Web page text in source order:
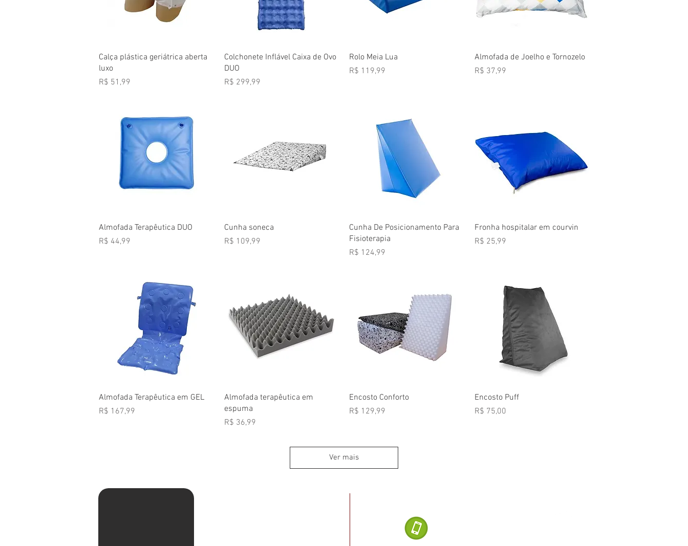
Visualização rápida
Calça plástica geriátrica aberta
luxo
Preço
R$ 51,99
Visualização rápida
Colchonete Inflável Caixa de Ovo
DUO
Preço
R$ 299,99
Visualização rápida
Rolo Meia Lua
Preço
R$ 119,99
Visualização rápida
Almofada de Joelho e Tornozelo
Preço
R$ 37,99
Visualização rápida
Almofada Terapêutica DUO
Preço
R$ 44,99
Visualização rápida
Cunha soneca
Preço
R$ 109,99
Visualização rápida
Cunha De Posicionamento Para
Fisioterapia
Preço
R$ 124,99
Visualização rápida
Fronha hospitalar em courvin
Preço
R$ 25,99
Visualização rápida
Almofada Terapêutica em GEL
Preço
R$ 167,99
Visualização rápida
Almofada terapêutica em
espuma
Preço
R$ 36,99
Visualização rápida
Encosto Conforto
Preço
R$ 129,99
Visualização rápida
Encosto Puff
Preço
R$ 75,00
Ver mais